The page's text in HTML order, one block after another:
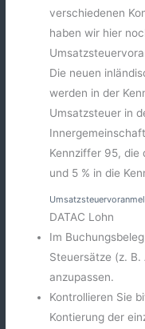
verschiedenen
haben wir hier
Die neuen
werden in der
Umsatzsteuer in
Kennziffer 95, die
und 5 % in die
DATAC Lohn
Im
Steuersätze (z. B.
anzupassen.
Kontrollieren Sie
Kontierung der